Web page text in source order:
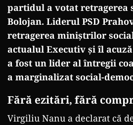
partidul a votat retragerea
Bolojan. Liderul PSD
retragerea miniștrilor
actualul Executiv și îl
a fost un lider al întregii
a marginalizat social-
Fără ezitări, fără
Virgiliu Nanu a declarat că